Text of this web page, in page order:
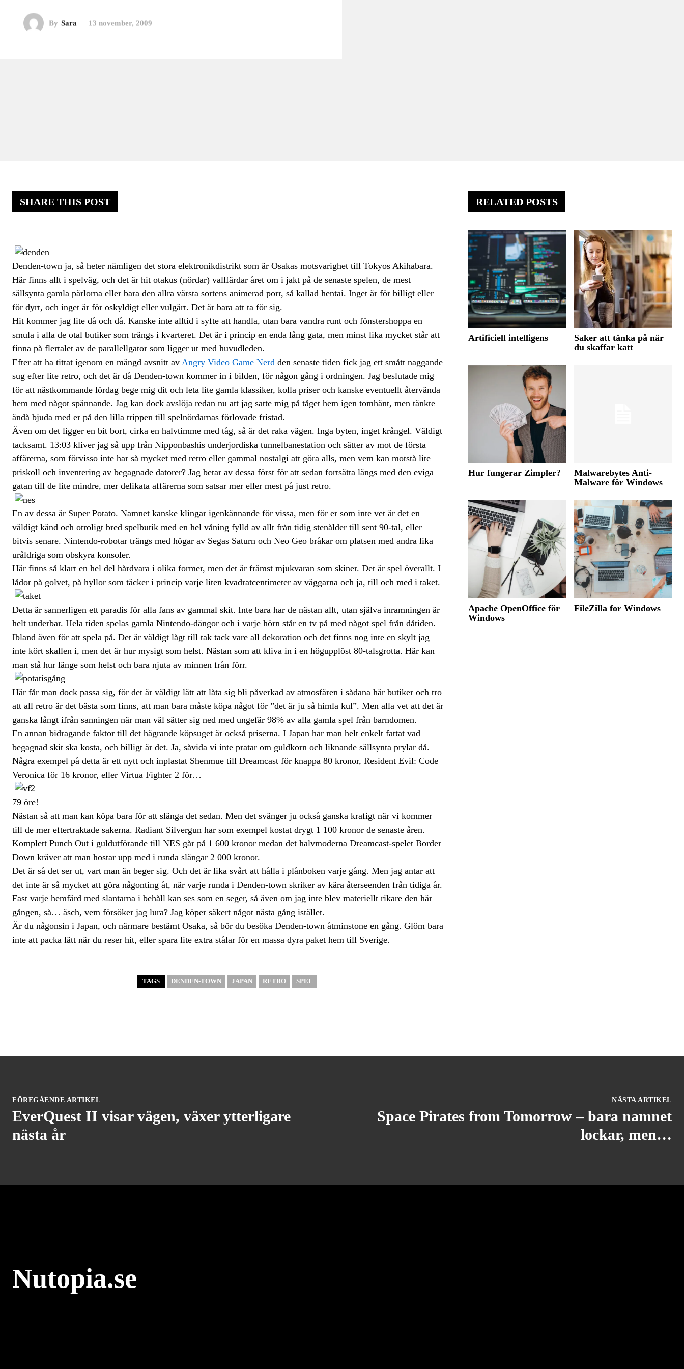
By Sara 13 november, 2009
SHARE THIS POST
Denden-town ja, så heter nämligen det stora elektronikdistrikt som är Osakas motsvarighet till Tokyos Akihabara.
Här finns allt i spelväg, och det är hit otakus (nördar) vallfärdar året om i jakt på de senaste spelen, de mest
sällsynta gamla pärlorna eller bara den allra värsta sortens animerad porr, så kallad hentai. Inget är för billigt eller
för dyrt, och inget är för oskyldigt eller vulgärt. Det är bara att ta för sig.
Hit kommer jag lite då och då. Kanske inte alltid i syfte att handla, utan bara vandra runt och fönstershoppa en
smula i alla de otal butiker som trängs i kvarteret. Det är i princip en enda lång gata, men minst lika mycket står att
finna på flertalet av de parallellgator som ligger ut med huvudleden.
Efter att ha tittat igenom en mängd avsnitt av Angry Video Game Nerd den senaste tiden fick jag ett smått naggande
sug efter lite retro, och det är då Denden-town kommer in i bilden, för någon gång i ordningen. Jag beslutade mig
för att nästkommande lördag bege mig dit och leta lite gamla klassiker, kolla priser och kanske eventuellt återvända
hem med något spännande. Jag kan dock avslöja redan nu att jag satte mig på tåget hem igen tomhänt, men tänkte
ändå bjuda med er på den lilla trippen till spelnördarnas förlovade fristad.
Även om det ligger en bit bort, cirka en halvtimme med tåg, så är det raka vägen. Inga byten, inget krångel. Väldigt
tacksamt. 13:03 kliver jag så upp från Nipponbashis underjordiska tunnelbanestation och sätter av mot de första
affärerna, som förvisso inte har så mycket med retro eller gammal nostalgi att göra alls, men vem kan motstå lite
priskoll och inventering av begagnade datorer? Jag betar av dessa först för att sedan fortsätta längs med den eviga
gatan till de lite mindre, mer delikata affärerna som satsar mer eller mest på just retro.
En av dessa är Super Potato. Namnet kanske klingar igenkännande för vissa, men för er som inte vet är det en
väldigt känd och otroligt bred spelbutik med en hel våning fylld av allt från tidig stenålder till sent 90-tal, eller
bitvis senare. Nintendo-robotar trängs med högar av Segas Saturn och Neo Geo bråkar om platsen med andra lika
uråldriga som obskyra konsoler.
Här finns så klart en hel del hårdvara i olika former, men det är främst mjukvaran som skiner. Det är spel överallt. I
lådor på golvet, på hyllor som täcker i princip varje liten kvadratcentimeter av väggarna och ja, till och med i taket.
Detta är sannerligen ett paradis för alla fans av gammal skit. Inte bara har de nästan allt, utan själva inramningen är
helt underbar. Hela tiden spelas gamla Nintendo-dängor och i varje hörn står en tv på med något spel från dåtiden.
Ibland även för att spela på. Det är väldigt lågt till tak tack vare all dekoration och det finns nog inte en skylt jag
inte kört skallen i, men det är hur mysigt som helst. Nästan som att kliva in i en högupplöst 80-talsgrotta. Här kan
man stå hur länge som helst och bara njuta av minnen från förr.
Här får man dock passa sig, för det är väldigt lätt att låta sig bli påverkad av atmosfären i sådana här butiker och tro
att all retro är det bästa som finns, att man bara måste köpa något för ”det är ju så himla kul”. Men alla vet att det är
ganska långt ifrån sanningen när man väl sätter sig ned med ungefär 98% av alla gamla spel från barndomen.
En annan bidragande faktor till det hägrande köpsuget är också priserna. I Japan har man helt enkelt fattat vad
begagnad skit ska kosta, och billigt är det. Ja, såvida vi inte pratar om guldkorn och liknande sällsynta prylar då.
Några exempel på detta är ett nytt och inplastat Shenmue till Dreamcast för knappa 80 kronor, Resident Evil: Code
Veronica för 16 kronor, eller Virtua Fighter 2 för…
79 öre!
Nästan så att man kan köpa bara för att slänga det sedan. Men det svänger ju också ganska krafigt när vi kommer
till de mer eftertraktade sakerna. Radiant Silvergun har som exempel kostat drygt 1 100 kronor de senaste åren.
Komplett Punch Out i guldutförande till NES går på 1 600 kronor medan det halvmoderna Dreamcast-spelet Border
Down kräver att man hostar upp med i runda slängar 2 000 kronor.
Det är så det ser ut, vart man än beger sig. Och det är lika svårt att hålla i plånboken varje gång. Men jag antar att
det inte är så mycket att göra någonting åt, när varje runda i Denden-town skriker av kära återseenden från tidiga år.
Fast varje hemfärd med slantarna i behåll kan ses som en seger, så även om jag inte blev materiellt rikare den här
gången, så… äsch, vem försöker jag lura? Jag köper säkert något nästa gång istället.
Är du någonsin i Japan, och närmare bestämt Osaka, så bör du besöka Denden-town åtminstone en gång. Glöm bara
inte att packa lätt när du reser hit, eller spara lite extra stålar för en massa dyra paket hem till Sverige.
TAGS DENDEN-TOWN JAPAN RETRO SPEL
RELATED POSTS
Artificiell intelligens
Saker att tänka på när
du skaffar katt
Hur fungerar Zimpler?
Malwarebytes Anti-
Malware för Windows
Apache OpenOffice för
Windows
FileZilla for Windows
FÖREGÅENDE ARTIKEL
EverQuest II visar vägen, växer ytterligare
nästa år
NÄSTA ARTIKEL
Space Pirates from Tomorrow – bara namnet
lockar, men…
Nutopia.se